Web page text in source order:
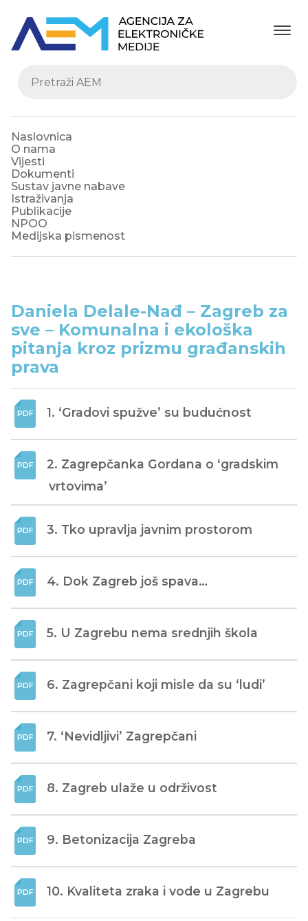
Naslovnica
O nama
Vijesti
Dokumenti
Sustav javne nabave
Istraživanja
Publikacije
NPOO
Medijska pismenost
Daniela Delale-Nađ – Zagreb za
sve – Komunalna i ekološka
pitanja kroz prizmu građanskih
prava
1. ‘Gradovi spužve’ su budućnost
2. Zagrepčanka Gordana o ‘gradskim
vrtovima’
3. Tko upravlja javnim prostorom
4. Dok Zagreb još spava…
5. U Zagrebu nema srednjih škola
6. Zagrepčani koji misle da su ‘ludi’
7. ‘Nevidljivi’ Zagrepčani
8. Zagreb ulaže u održivost
9. Betonizacija Zagreba
10. Kvaliteta zraka i vode u Zagrebu